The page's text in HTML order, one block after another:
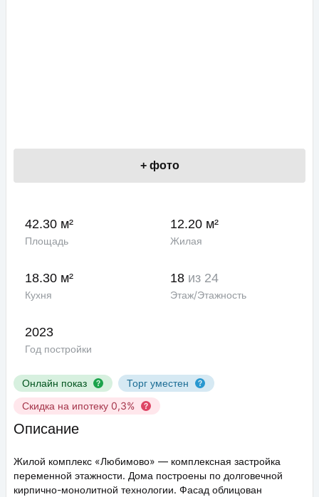
Онлайн показ
Торг уместен
Скидка на ипотеку 0,3%
+ фото
42.30 м²
Площадь
12.20 м²
Жилая
18.30 м²
Кухня
18 из 24
Этаж/Этажность
2023
Год постройки
Описание
Жилой комплекс «Любимово» — комплексная застройка
переменной этажности. Дома построены по долговечной
кирпично-монолитной технологии. Фасад облицован